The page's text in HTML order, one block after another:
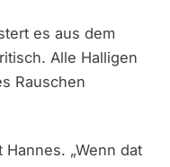
es aus dem
Alle Halligen
Rauschen
Hannes. „Wenn dat